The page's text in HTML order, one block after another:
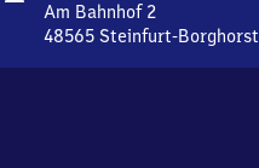
Am Bahnhof 2
48565 Steinfurt-Borghorst